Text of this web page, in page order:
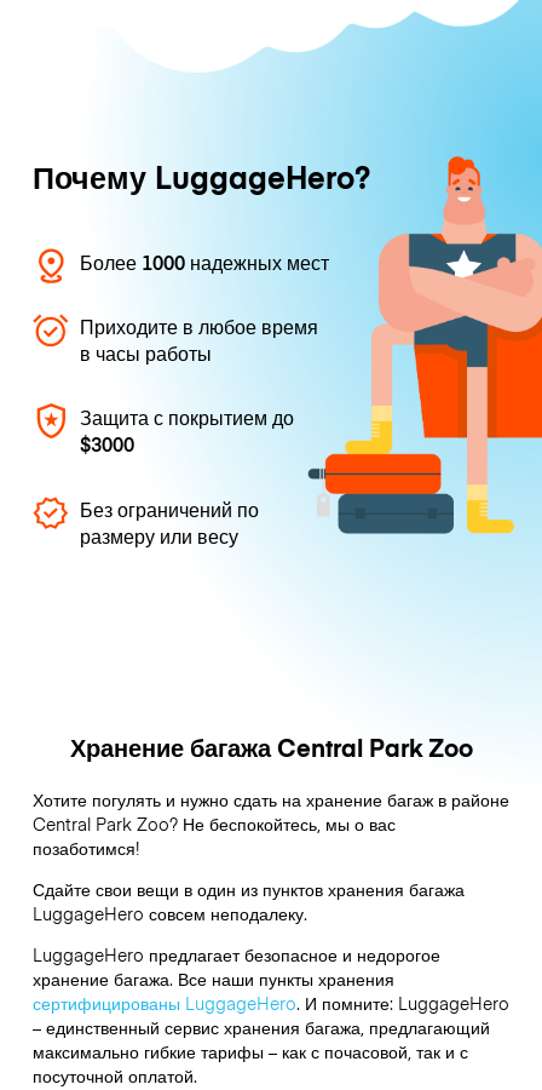
Почему LuggageHero?
Более 1000 надежных мест
Приходите в любое время
в часы работы
Защита с покрытием до
$3000
Без ограничений по
размеру или весу
Хранение багажа Central Park Zoo
Хотите погулять и нужно сдать на хранение багаж в районе
Central Park Zoo? Не беспокойтесь, мы о вас
позаботимся!
Сдайте свои вещи в один из пунктов хранения багажа
LuggageHero совсем неподалеку.
LuggageHero предлагает безопасное и недорогое
хранение багажа. Все наши пункты хранения
сертифицированы LuggageHero. И помните: LuggageHero
– единственный сервис хранения багажа, предлагающий
максимально гибкие тарифы – как с почасовой, так и с
посуточной оплатой.